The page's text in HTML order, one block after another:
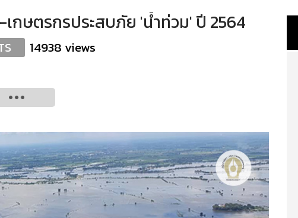
กษตรกรประสบภัย 'น้ำท่วม' ปี 2564
14938 views